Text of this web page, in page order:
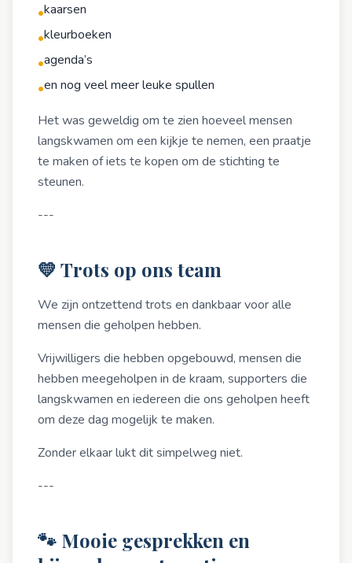
•kaarsen
•kleurboeken
•agenda’s
•en nog veel meer leuke spullen
Het was geweldig om te zien hoeveel mensen
langskwamen om een kijkje te nemen, een praatje
te maken of iets te kopen om de stichting te
steunen.
---
💛 Trots op ons team
We zijn ontzettend trots en dankbaar voor alle
mensen die geholpen hebben.
Vrijwilligers die hebben opgebouwd, mensen die
hebben meegeholpen in de kraam, supporters die
langskwamen en iedereen die ons geholpen heeft
om deze dag mogelijk te maken.
Zonder elkaar lukt dit simpelweg niet.
---
🐾 Mooie gesprekken en